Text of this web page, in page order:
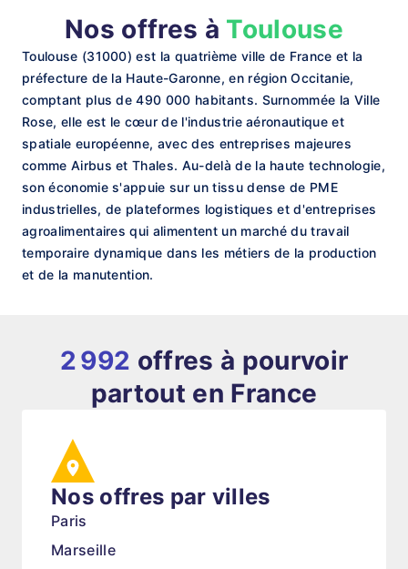
Nos offres à Toulouse
Toulouse (31000) est la quatrième ville de France et la
préfecture de la Haute-Garonne, en région Occitanie,
comptant plus de 490 000 habitants. Surnommée la Ville
Rose, elle est le cœur de l'industrie aéronautique et
spatiale européenne, avec des entreprises majeures
comme Airbus et Thales. Au-delà de la haute technologie,
son économie s'appuie sur un tissu dense de PME
industrielles, de plateformes logistiques et d'entreprises
agroalimentaires qui alimentent un marché du travail
temporaire dynamique dans les métiers de la production
et de la manutention.
2 992 offres à pourvoir
partout en France
Nos offres par villes
Paris
Marseille